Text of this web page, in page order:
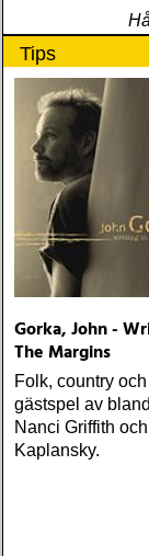
Tips
Gorka, John -
The Margins
Folk, country
gästspel av
Nanci Griffith
Kaplansky.